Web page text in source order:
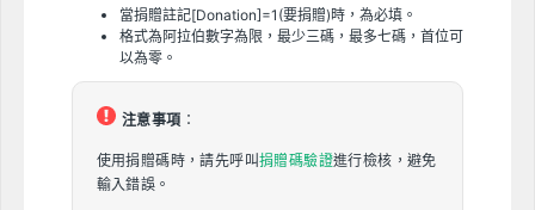
當捐贈註記[Donation]=1(要捐贈)時，為必填。
格式為阿拉伯數字為限，最少三碼，最多七碼，首位可
以為零。
注意事項 ：
使用捐贈碼時，請先呼叫捐贈碼驗證進行檢核，避免
輸入錯誤。